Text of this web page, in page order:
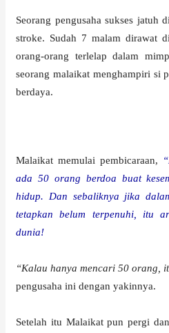
Seorang pengusaha sukses jatuh
stroke. Sudah 7 malam dirawat
orang-orang terlelap dalam
seorang malaikat menghampiri si
berdaya.
Malaikat memulai pembicaraan,
ada 50 orang berdoa buat
hidup. Dan sebaliknya jika
tetapkan belum terpenuhi, itu
dunia!
“Kalau hanya mencari 50 orang,
pengusaha ini dengan yakinnya.
Setelah itu Malaikat pun pergi